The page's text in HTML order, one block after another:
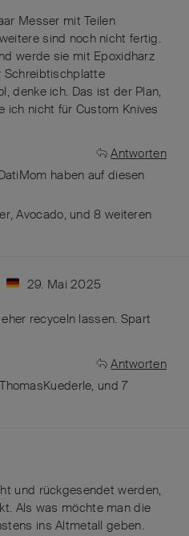
Messer mit Teilen
sind noch nicht fertig.
werde sie mit Epoxidharz
Schreibtischplatte
denke ich. Das ist der Plan,
ich nicht für Custom Knives
Antworten
haben auf diesen
,Avocado, und8 weiteren
29. Mai 2025
recyceln lassen. Spart
Antworten
ThomasKuederle, und7
und rückgesendet werden,
Als was möchte man die
ins Altmetall geben.